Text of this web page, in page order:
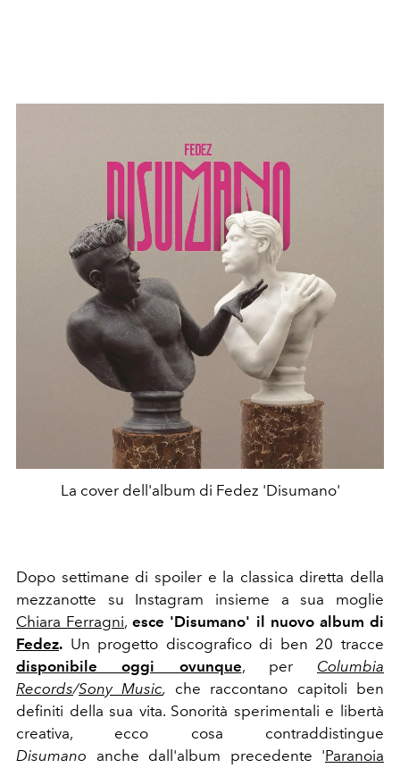
La cover dell'album di Fedez 'Disumano'
Dopo settimane di spoiler e la classica diretta della
mezzanotte su Instagram insieme a sua moglie
Chiara Ferragni,esce 'Disumano' il nuovo album di
Fedez. Un progetto discografico di ben 20 tracce
disponibile oggi ovunque, per
Columbia
Records/Sony Music, che raccontano capitoli ben
definiti della sua vita. Sonorità sperimentali e libertà
creativa, ecco cosa contraddistingue
Disumano anche dall'album precedente 'Paranoia